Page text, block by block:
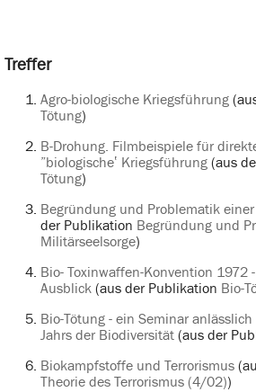
Treffer
Agro-biologische Kriegsführung
Tötung)
B-Drohung. Filmbeispiele für
”biologische‛ Kriegsführung(aus
Tötung)
Begründung und Problematik
der Publikation Begründung und
Militärseelsorge)
Bio- Toxinwaffen-Konvention 1972
Ausblick (aus der Publikation Bio-
Bio-Tötung - ein Seminar
Jahrs der Biodiversität(aus der
Biokampfstoffe und Terrorismus
Theorie des Terrorismus (4/02))